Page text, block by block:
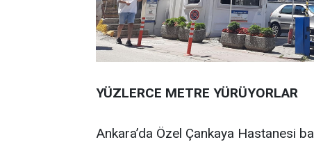
YÜZLERCE METRE YÜRÜYORLAR
Ankara’da Özel Çankaya Hastanesi